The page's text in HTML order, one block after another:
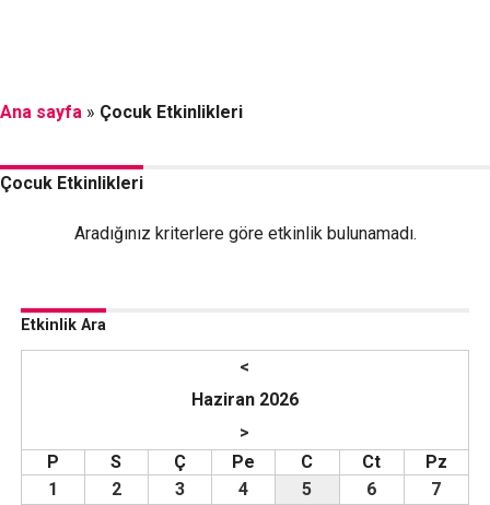
Ana sayfa » Çocuk Etkinlikleri
Çocuk Etkinlikleri
Aradığınız kriterlere göre etkinlik bulunamadı.
Etkinlik Ara
<
Haziran 2026
>
P
S Ç Pe C Ct
Pz
1
2 3 4 5 6
7